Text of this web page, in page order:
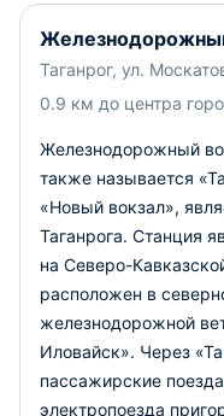
Таганрог, ул.
0.9 км до центра
Железнодорожный
также называется
«Новый вокзал»,
Таганрога. Станция
на Северо-
расположен в
железнодорожной
Иловайск». Через
пассажирские
электропоезда